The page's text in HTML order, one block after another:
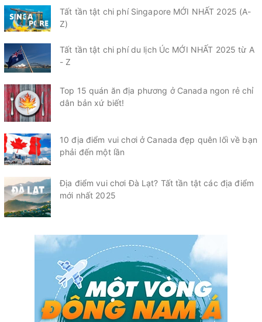
Tất tần tật chi phí Singapore MỚI NHẤT 2025 (A-
Z)
Tất tần tật chi phí du lịch Úc MỚI NHẤT 2025 từ A
- Z
Top 15 quán ăn địa phương ở Canada ngon rẻ chỉ
dân bản xứ biết!
10 địa điểm vui chơi ở Canada đẹp quên lối về bạn
phải đến một lần
Địa điểm vui chơi Đà Lạt? Tất tần tật các địa điểm
mới nhất 2025